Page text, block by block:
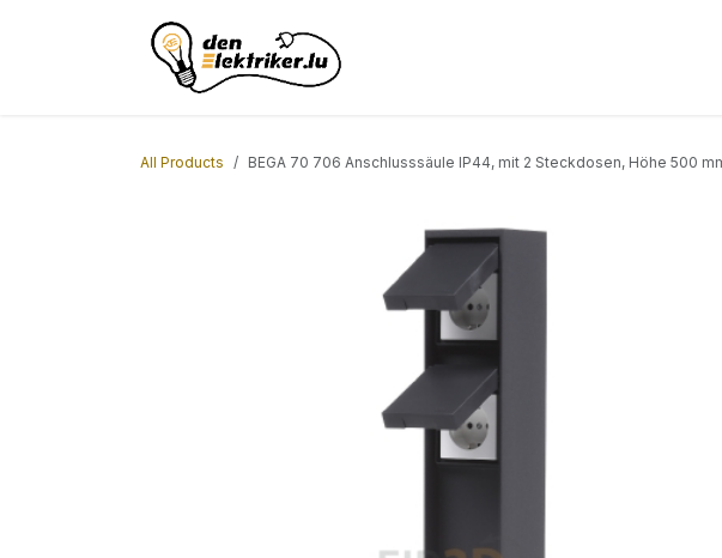
All Products BEGA 70 706 Anschlusssäule IP44, mit 2 Steckdosen, Höhe 500